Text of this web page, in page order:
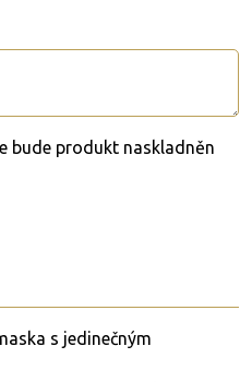
bude produkt naskladněn
s jedinečným